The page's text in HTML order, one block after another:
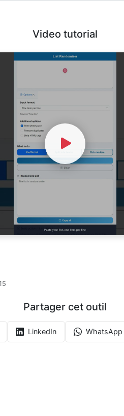
Video tutorial
Watch Video
Partager cet outil
LinkedIn WhatsApp